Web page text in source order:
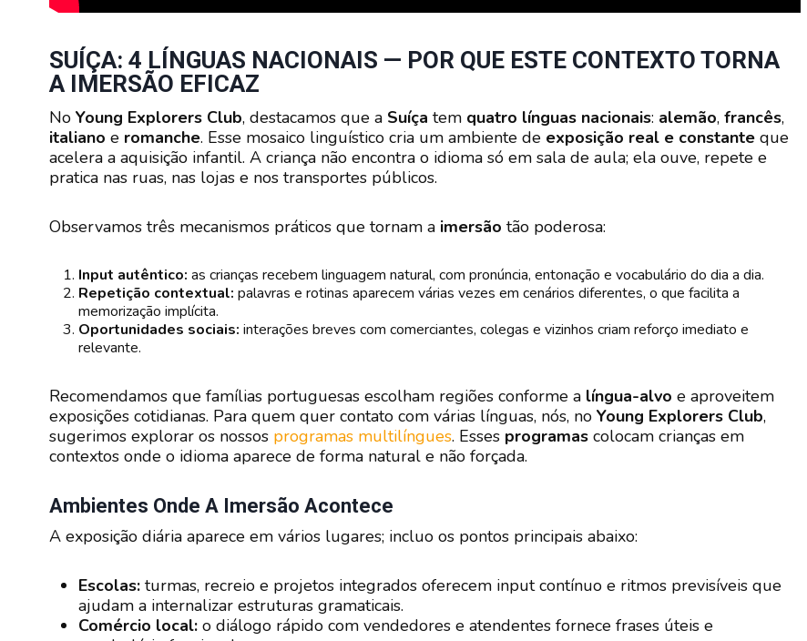
SUÍÇA: 4 LÍNGUAS NACIONAIS — POR QUE ESTE CONTEXTO TORNA
A IMERSÃO EFICAZ
No Young Explorers Club, destacamos que a Suíça tem quatro línguas nacionais: alemão, francês,
italiano e romanche. Esse mosaico linguístico cria um ambiente de exposição real e constante que
acelera a aquisição infantil. A criança não encontra o idioma só em sala de aula; ela ouve, repete e
pratica nas ruas, nas lojas e nos transportes públicos.
Observamos três mecanismos práticos que tornam a imersão tão poderosa:
Input autêntico: as crianças recebem linguagem natural, com pronúncia, entonação e vocabulário do dia a dia.
Repetição contextual: palavras e rotinas aparecem várias vezes em cenários diferentes, o que facilita a
memorização implícita.
Oportunidades sociais: interações breves com comerciantes, colegas e vizinhos criam reforço imediato e
relevante.
Recomendamos que famílias portuguesas escolham regiões conforme a língua-alvo e aproveitem
exposições cotidianas. Para quem quer contato com várias línguas, nós, no Young Explorers Club,
sugerimos explorar os nossos programas multilíngues. Esses programas colocam crianças em
contextos onde o idioma aparece de forma natural e não forçada.
Ambientes Onde A Imersão Acontece
A exposição diária aparece em vários lugares; incluo os pontos principais abaixo:
Escolas: turmas, recreio e projetos integrados oferecem input contínuo e ritmos previsíveis que
ajudam a internalizar estruturas gramaticais.
Comércio local: o diálogo rápido com vendedores e atendentes fornece frases úteis e